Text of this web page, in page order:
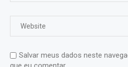
Salvar meus dados neste